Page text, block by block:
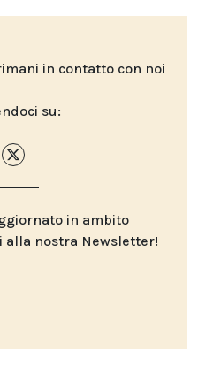
in contatto con noi
su:
in ambito
nostra Newsletter!